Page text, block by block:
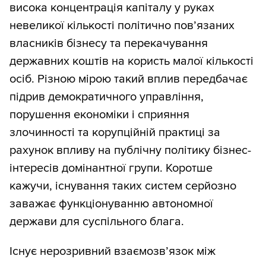
висока концентрація капіталу у руках
невеликої кількості політично пов’язаних
власників бізнесу та перекачування
державних коштів на користь малої кількості
осіб. Різною мірою такий вплив передбачає
підрив демократичного управління,
порушення економіки і сприяння
злочинності та корупційній практиці за
рахунок впливу на публічну політику бізнес-
інтересів домінантної групи. Коротше
кажучи, існування таких систем серйозно
заважає функціонуванню автономної
держави для суспільного блага.
Існує нерозривний взаємозв’язок між